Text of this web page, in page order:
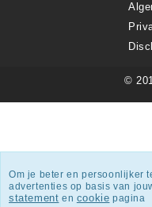
©
Om je beter en persoonlijker
advertenties op basis van
statement en cookie pagina